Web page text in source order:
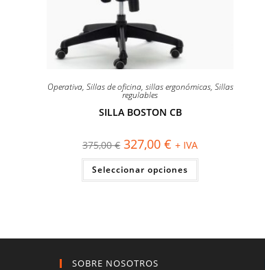
Operativa, Sillas de oficina, sillas ergonómicas, Sillas
regulables
SILLA BOSTON CB
375,00€ El
precio
original
era:
375,00 €.
327,00€ El
precio
actual
es:
327,00 €.
+ IVA
Seleccionar opciones
Este
tiene
pueden
SOBRE NOSOTROS